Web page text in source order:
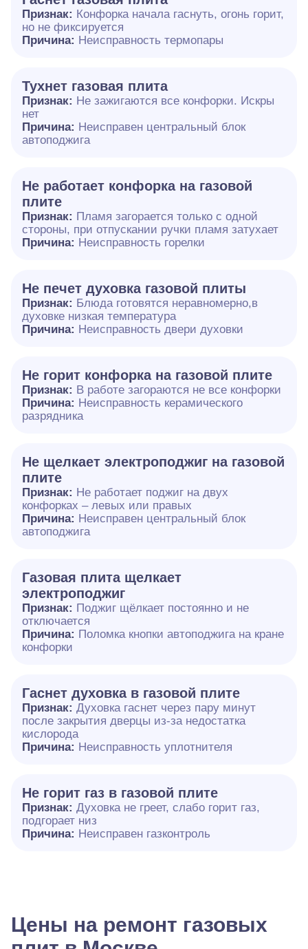
Признак: Конфорка начала гаснуть, огонь горит,
но не фиксируется
Причина: Неисправность термопары
Тухнет газовая плита
Признак: Не зажигаются все конфорки. Искры
нет
Причина: Неисправен центральный блок
автоподжига
Не работает конфорка на газовой
плите
Признак: Пламя загорается только с одной
стороны, при отпускании ручки пламя затухает
Причина: Неисправность горелки
Не печет духовка газовой плиты
Признак: Блюда готовятся неравномерно,в
духовке низкая температура
Причина: Неисправность двери духовки
Не горит конфорка на газовой плите
Признак: В работе загораются не все конфорки
Причина: Неисправность керамического
разрядника
Не щелкает электроподжиг на газовой
плите
Признак: Не работает поджиг на двух
конфорках – левых или правых
Причина: Неисправен центральный блок
автоподжига
Газовая плита щелкает
электроподжиг
Признак: Поджиг щёлкает постоянно и не
отключается
Причина: Поломка кнопки автоподжига на кране
конфорки
Гаснет духовка в газовой плите
Признак: Духовка гаснет через пару минут
после закрытия дверцы из-за недостатка
кислорода
Причина: Неисправность уплотнителя
Не горит газ в газовой плите
Признак: Духовка не греет, слабо горит газ,
подгорает низ
Причина: Неисправен газконтроль
Цены на ремонт газовых